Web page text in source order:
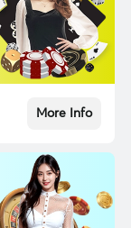
More Info